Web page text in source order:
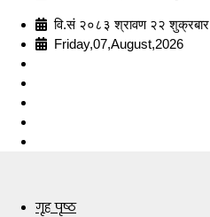
वि.सं २०८३ श्रावण २२ शुक्रबार
Friday,07,August,2026
गृह पृष्ठ